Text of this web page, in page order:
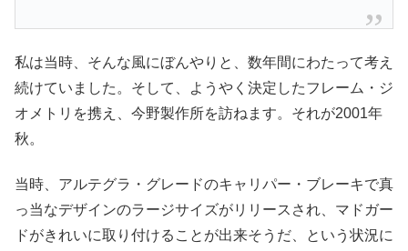
私は当時、そんな風にぼんやりと、数年間にわたって考え
続けていました。そして、ようやく決定したフレーム・ジ
オメトリを携え、今野製作所を訪ねます。それが2001年
秋。
当時、アルテグラ・グレードのキャリパー・ブレーキで真
っ当なデザインのラージサイズがリリースされ、マドガー
ドがきれいに取り付けることが出来そうだ、という状況に